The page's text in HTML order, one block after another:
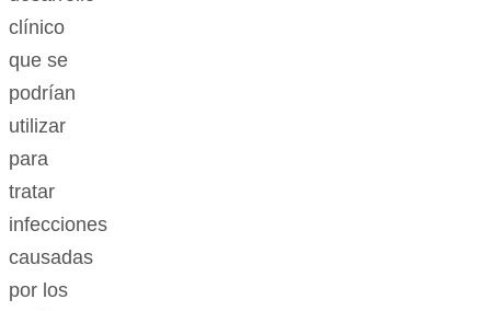
clínico
que se
podrían
utilizar
para
tratar
infecciones
causadas
por los